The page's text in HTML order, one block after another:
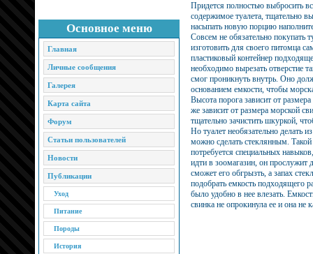
Основное меню
Главная
Личные сообщения
Галерея
Карта сайта
Форум
Статьи пользователей
Новости
Публикации
Уход
Питание
Породы
История
Придется полностью выбросить
содержимое туалета, тщательно
насыпать новую порцию
Совсем не обязательно покупать
изготовить для своего питомца
пластиковый контейнер
необходимо вырезать отверстие
смог проникнуть внутрь. Оно
основанием емкости, чтобы
Высота порога зависит от
же зависит от размера морской
тщательно зачистить шкуркой,
Но туалет необязательно делать
можно сделать стеклянным.
потребуется специальных
идти в зоомагазин, он прослужит
сможет его обгрызть, а запах
подобрать емкость подходящего
было удобно в нее влезать.
свинка не опрокинула ее и она не